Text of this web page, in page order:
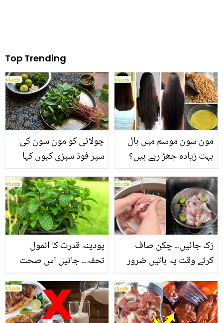
Top Trending
چولائی کو مون سون کی
سپر فوڈ سبزی کیوں کہا
منرلز اور اینٹی آکسیڈنٹس
سے بھرپور اس سبزی کے
فائدے
مون سون موسم میں بال
بہت زیادہ جھڑ رہے ہیں؟
بنانے کے چند قدرتی طریقے
پودینہ قدرت کا انمول
تحفہ۔۔ جانیں اس صحت
انگیز طبی فوائد
رُک جائیں۔۔ چکن صاف
کرتے وقت یہ باتیں ضرور